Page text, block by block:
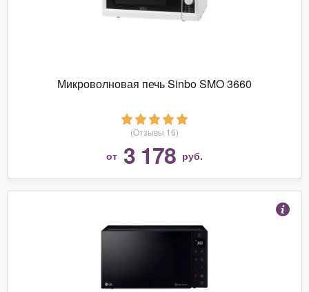
Микроволновая печь Sinbo SMO 3660
(Отзывы 16)
от 3 178 руб.